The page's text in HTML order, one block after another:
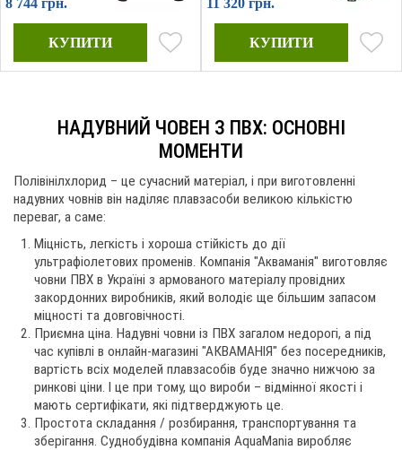
8 744 грн. 11 320 грн.
НАДУВНИЙ ЧОВЕН З ПВХ: ОСНОВНІ
МОМЕНТИ
Полівінілхлорид – це сучасний матеріал, і при виготовленні
надувних човнів він наділяє плавзасоби великою кількістю
переваг, а саме:
Міцність, легкість і хороша стійкість до дії
ультрафіолетових променів. Компанія "Акваманія" виготовляє
човни ПВХ в Україні з армованого матеріалу провідних
закордонних виробників, який володіє ще більшим запасом
міцності та довговічності.
Приємна ціна. Надувні човни із ПВХ загалом недорогі, а під
час купівлі в онлайн-магазині "АКВАМАНІЯ" без посередників,
вартість всіх моделей плавзасобів буде значно нижчою за
ринкові ціни. І це при тому, що вироби – відмінної якості і
мають сертифікати, які підтверджують це.
Простота складання / розбирання, транспортування та
зберігання. Суднобудівна компанія AquaMania виробляє